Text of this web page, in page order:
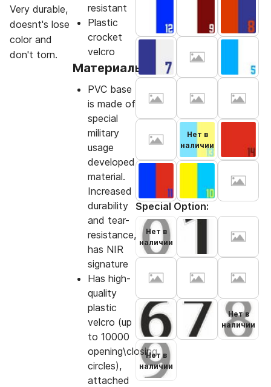
Very durable,
doesnt's lose
color and
don't torn.
resistant
Plastic
crocket
velcro
Материалы
PVC base
is made of
special
military
usage
developed
material.
Increased
durability
and tear-
resistance,
has NIR
signature
Has high-
quality
plastic
velcro (up
to 10000
opening\closing
circles),
attached
Нет в
наличии
Special Option:
Нет в
наличии
Нет в
наличии
Нет в
наличии